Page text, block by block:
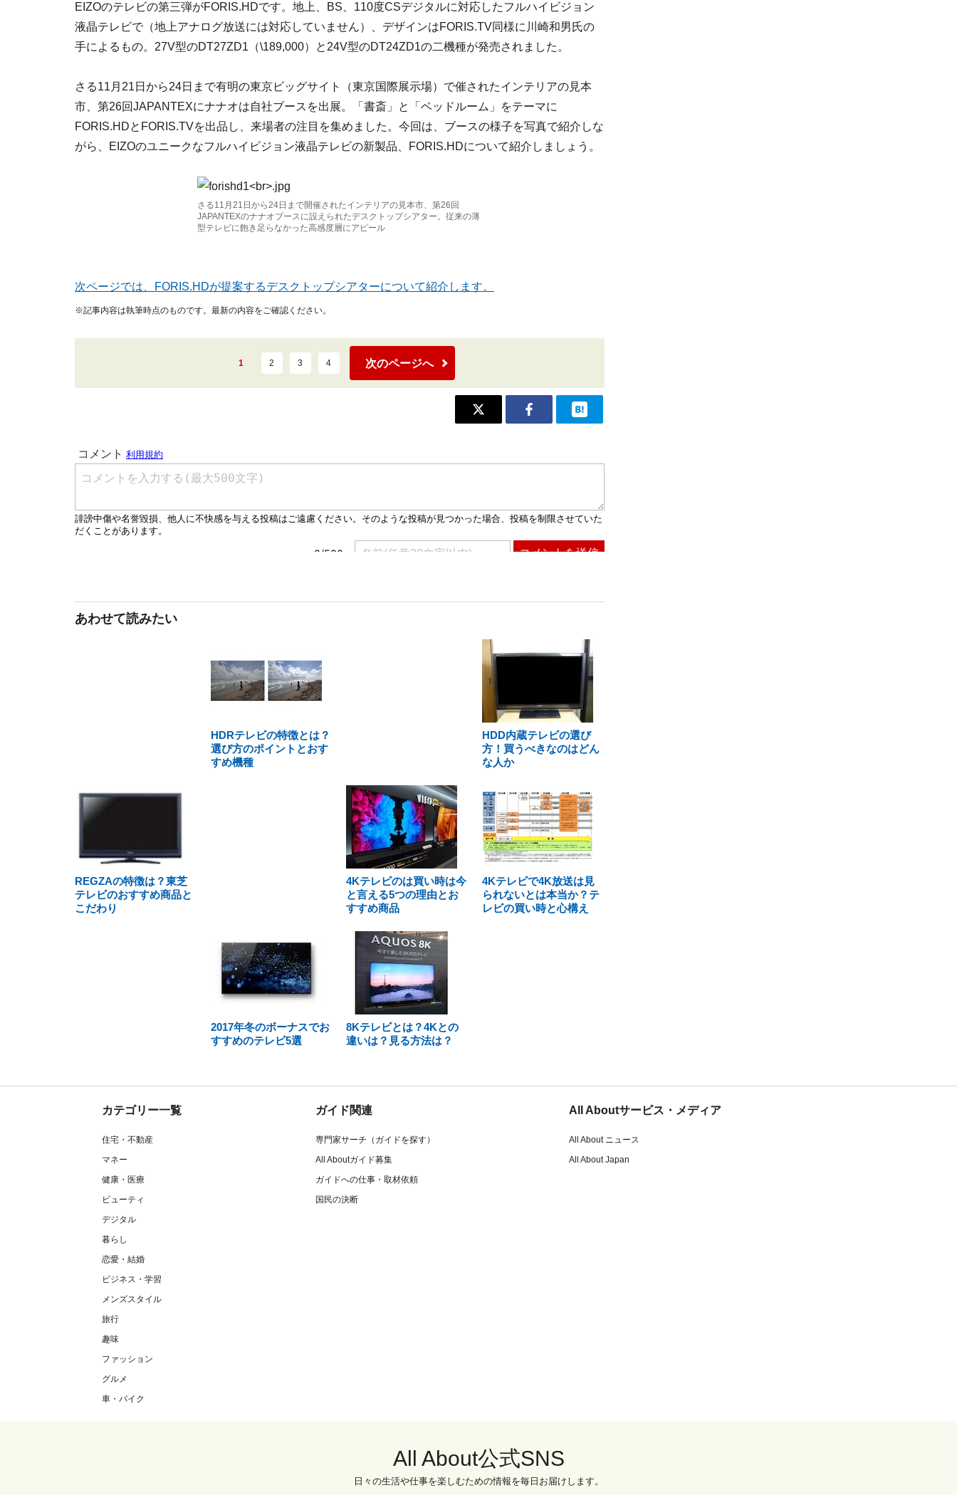
EIZOのテレビの第三弾がFORIS.HDです。地上、BS、110度CSデジタルに対応したフルハイビジョン
液晶テレビで（地上アナログ放送には対応していません）、デザインはFORIS.TV同様に川崎和男氏の
手によるもの。27V型のDT27ZD1（\189,000）と24V型のDT24ZD1の二機種が発売されました。
さる11月21日から24日まで有明の東京ビッグサイト（東京国際展示場）で催されたインテリアの見本
市、第26回JAPANTEXにナナオは自社ブースを出展。「書斎」と「ベッドルーム」をテーマに
FORIS.HDとFORIS.TVを出品し、来場者の注目を集めました。今回は、ブースの様子を写真で紹介しな
がら、EIZOのユニークなフルハイビジョン液晶テレビの新製品、FORIS.HDについて紹介しましょう。
さる11月21日から24日まで開催されたインテリアの見本市、第26回
JAPANTEXのナナオブースに設えられたデスクトップシアター。従来の薄
型テレビに飽き足らなかった高感度層にアピール
次ページでは、FORIS.HDが提案するデスクトップシアターについて紹介します。
※記事内容は執筆時点のものです。最新の内容をご確認ください。
1 2 3 4 次のページへ
あわせて読みたい
HDRテレビの特徴とは？
選び方のポイントとおす
すめ機種
HDD内蔵テレビの選び
方！買うべきなのはどん
な人か
REGZAの特徴は？東芝
テレビのおすすめ商品と
こだわり
4Kテレビのは買い時は今
と言える5つの理由とお
すすめ商品
4Kテレビで4K放送は見
られないとは本当か？テ
レビの買い時と心構え
2017年冬のボーナスでお
すすめのテレビ5選
8Kテレビとは？4Kとの
違いは？見る方法は？
カテゴリー一覧
住宅・不動産
マネー
健康・医療
ビューティ
デジタル
暮らし
恋愛・結婚
ビジネス・学習
メンズスタイル
旅行
趣味
ファッション
グルメ
車・バイク
ガイド関連
専門家サーチ（ガイドを探す）
All Aboutガイド募集
ガイドへの仕事・取材依頼
国民の決断
All Aboutサービス・メディア
All About ニュース
All About Japan
All About公式SNS
日々の生活や仕事を楽しむための情報を毎日お届けします。